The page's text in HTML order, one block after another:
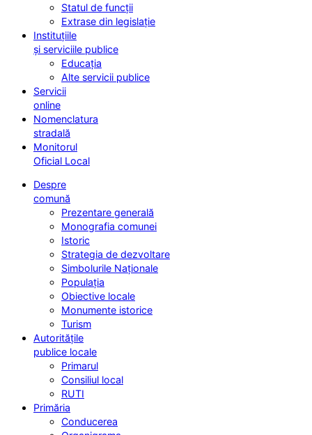
Statul de funcții
Extrase din legislație
Instituțiile
și serviciile publice
Educația
Alte servicii publice
Servicii
online
Nomenclatura
stradală
Monitorul
Oficial Local
Despre
comună
Prezentare generală
Monografia comunei
Istoric
Strategia de dezvoltare
Simbolurile Naționale
Populația
Obiective locale
Monumente istorice
Turism
Autoritățile
publice locale
Primarul
Consiliul local
RUTI
Primăria
Conducerea